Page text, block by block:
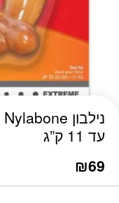
עד 11 ק”ג
₪69